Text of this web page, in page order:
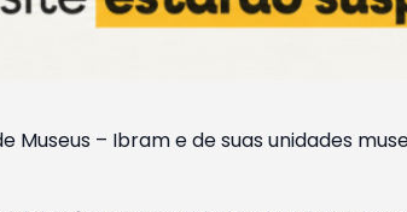
Museus – Ibram e de suas unidades